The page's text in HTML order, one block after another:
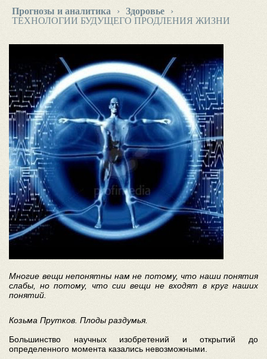
Прогнозы и аналитика › Здоровье
›
ТЕХНОЛОГИИ БУДУЩЕГО ПРОДЛЕНИЯ ЖИЗНИ
Многие вещи непонятны нам не потому, что наши понятия
слабы, но потому, что сии вещи не входят в круг наших
понятий.
Козьма Прутков. Плоды раздумья.
Большинство научных изобретений и открытий до
определенного момента казались невозможными.